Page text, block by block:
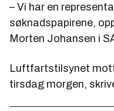
– Vi har en
søknadspapirene,
Morten Johansen i
Luftfartstilsynet
tirsdag morgen,